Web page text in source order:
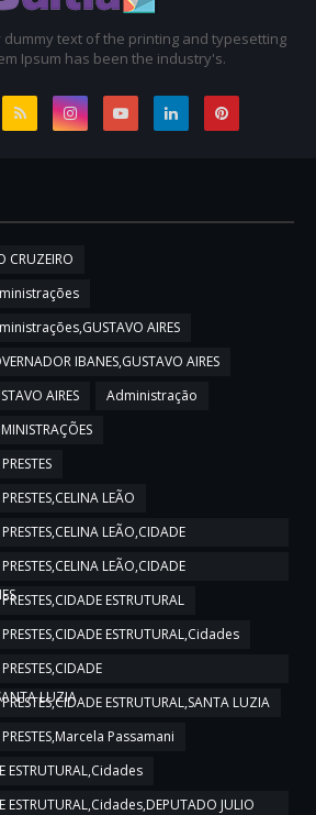
dummy text of the printing and typesetting
Ipsum has been the industry's.
CRUZEIRO
AIRES
IBANES,GUSTAVO AIRES
AIRES
Administração
LEÃO
LEÃO,CIDADE
LEÃO,CIDADE
ESTRUTURAL
ESTRUTURAL,Cidades
LUZIA
ESTRUTURAL,SANTA LUZIA
Passamani
JULIO